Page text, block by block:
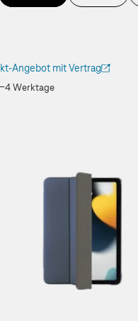
Angebot mit Vertrag
in einem neuen Tab geöffnet)
4 Werktage